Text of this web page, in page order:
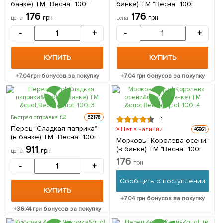
банке) ТМ "Весна" 100г
цена 176 грн
- +
КУПИТЬ
+7.04грн бонусов за покупку
банке) ТМ "Весна" 100г
цена 176 грн
- +
КУПИТЬ
+7.04грн бонусов за покупку
Быстрая отправка 52178
Перец "Сладкая паприка"
(в банке) ТМ "Весна" 100г
цена 911 грн
- +
КУПИТЬ
+36.44грн бонусов за покупку
1
Нет в наличии 46961
Морковь "Королева осени"
(в банке) ТМ "Весна" 100г
176 грн
Сообщить о поступлении
+7.04грн бонусов за покупку